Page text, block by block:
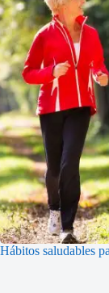
Hábitos saludables